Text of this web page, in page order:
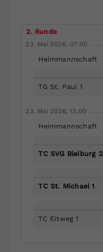
2. Runde
23. Mai 2026, 07:00
Heimmannschaft
TG St. Paul 1
23. Mai 2026, 13:00
Heimmannschaft
TC SVG Bleiburg 2
TC St. Michael 1
TC Eitweg 1